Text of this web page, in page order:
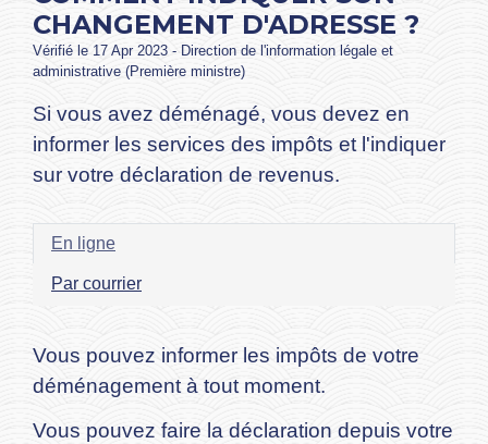
CHANGEMENT D'ADRESSE ?
Vérifié le 17 Apr 2023 - Direction de l'information légale et
administrative (Première ministre)
Si vous avez déménagé, vous devez en
informer les services des impôts et l'indiquer
sur votre déclaration de revenus.
En ligne
Par courrier
Vous pouvez informer les impôts de votre
déménagement à tout moment.
Vous pouvez faire la déclaration depuis votre